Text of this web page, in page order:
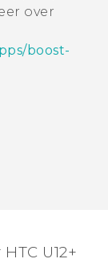
over
boost-
U12+